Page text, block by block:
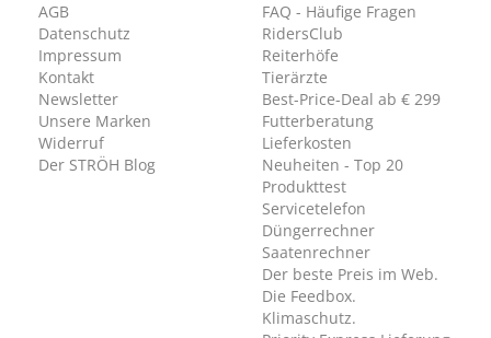
AGB
Datenschutz
Impressum
Kontakt
Newsletter
Unsere Marken
Widerruf
Der STRÖH Blog
FAQ - Häufige Fragen
RidersClub
Reiterhöfe
Tierärzte
Best-Price-Deal ab € 299
Futterberatung
Lieferkosten
Neuheiten - Top 20
Produkttest
Servicetelefon
Düngerrechner
Saatenrechner
Der beste Preis im Web.
Die Feedbox.
Klimaschutz.